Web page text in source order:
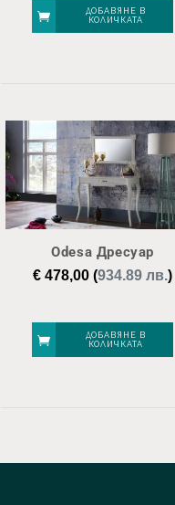
ДОБАВЯНЕ В
КОЛИЧКАТА
Odesa Дресуар
€ 478,00 (934.89 лв.)
ДОБАВЯНЕ В
КОЛИЧКАТА